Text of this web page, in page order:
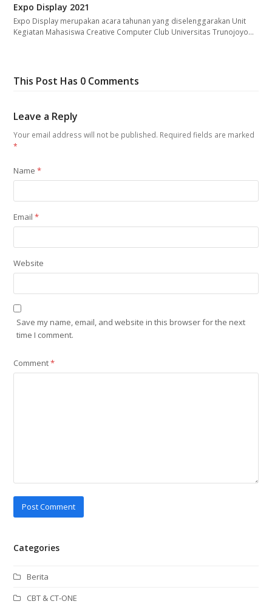
Expo Display 2021
Expo Display merupakan acara tahunan yang diselenggarakan Unit
Kegiatan Mahasiswa Creative Computer Club Universitas Trunojoyo…
This Post Has 0 Comments
Leave a Reply
Your email address will not be published. Required fields are marked
*
Name*
Email*
Website
Save my name, email, and website in this browser for the next
time I comment.
Comment*
Categories
Berita
CBT & CT-ONE